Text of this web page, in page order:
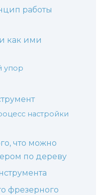
работы
как ими
упор
настройки
что можно
по дереву
фрезерного